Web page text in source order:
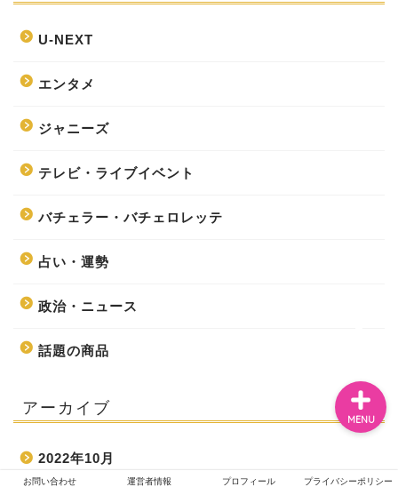
U-NEXT
エンタメ
ジャニーズ
テレビ・ライブイベント
バチェラー・バチェロレッテ
占い・運勢
政治・ニュース
話題の商品
アーカイブ
2022年10月
お問い合わせ 運営者情報 プロフィール プライバシーポリシー
MENU